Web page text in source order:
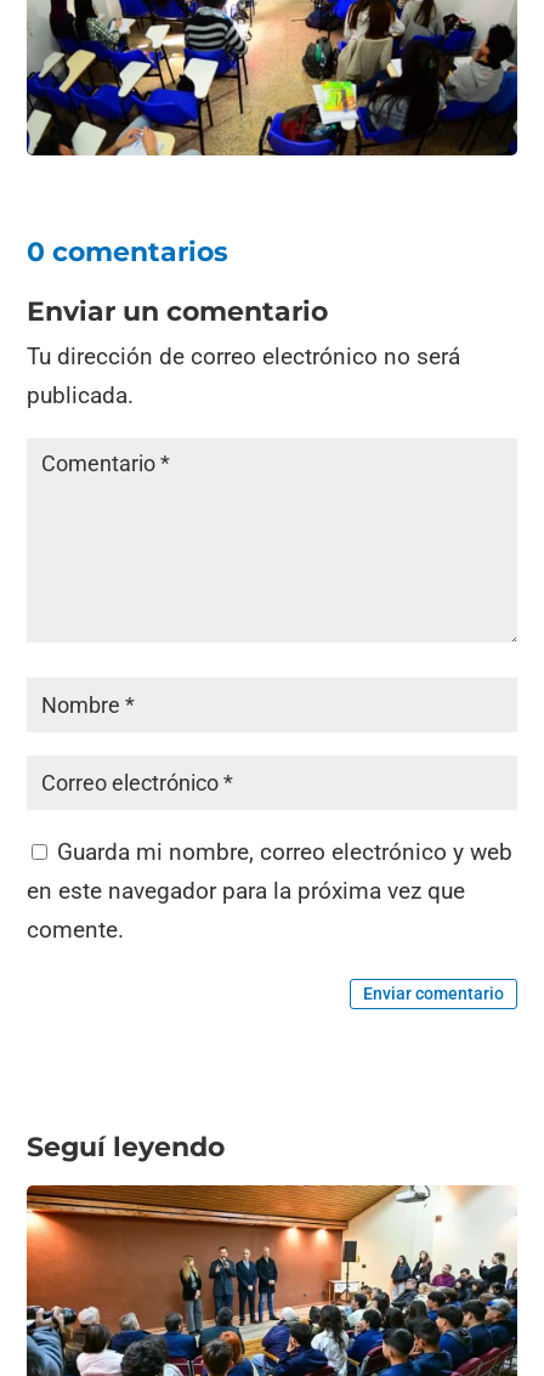
0 comentarios
Enviar un comentario
Tu dirección de correo electrónico no será
publicada.
Guarda mi nombre, correo electrónico y web
en este navegador para la próxima vez que
comente.
Enviar comentario
Seguí leyendo